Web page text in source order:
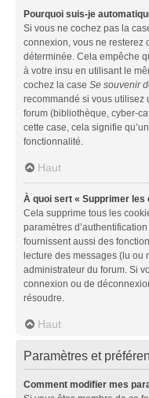
Pourquoi suis-je
Si vous ne cochez pas la
connexion, vous ne resterez
déterminée. Cela empêche
à votre insu en utilisant le
cochez la case Se souvenir
recommandé si vous utilisez
forum (bibliothèque, cyber-
cette case, cela signifie
fonctionnalité.
Haut
À quoi sert « Supprimer les
Cela supprime tous les
paramètres
fournissent aussi des
lecture des messages (lu ou
administrateur du forum. Si
connexion ou de
résoudre.
Haut
Paramètres et
Comment modifier mes